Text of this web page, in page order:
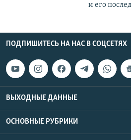
и его
ПОДПИШИТЕСЬ НА НАС В СОЦСЕТЯХ
ВЫХОДНЫЕ ДАННЫЕ
ОСНОВНЫЕ РУБРИКИ